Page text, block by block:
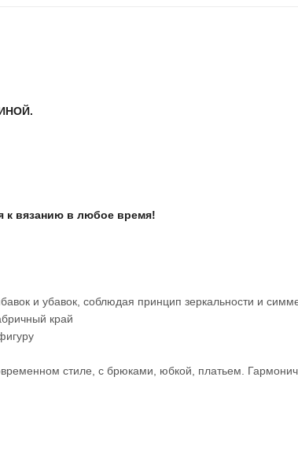
к вязанию в любое время!
и убавок, соблюдая принцип зеркальности и
край
стиле, с брюками, юбкой, платьем.